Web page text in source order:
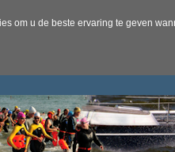
om u de beste ervaring te geven